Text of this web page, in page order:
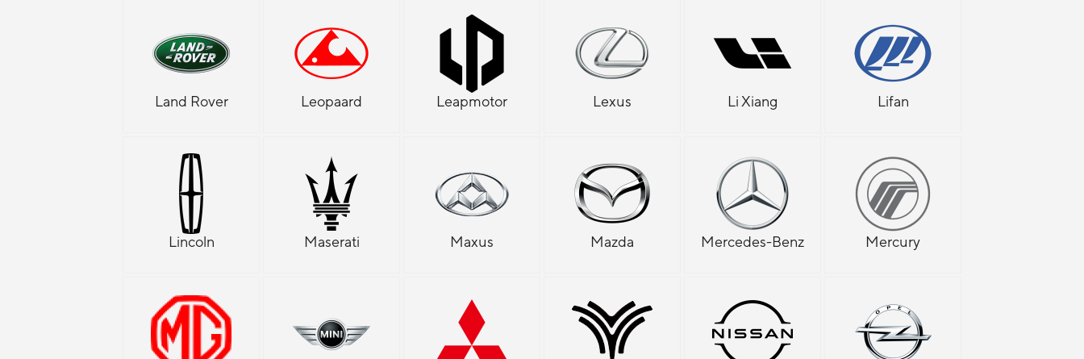
Land Rover Leopaard Leapmotor Lexus Li Xiang Lifan
Lincoln Maserati Maxus Mazda Mercedes-Benz Mercury